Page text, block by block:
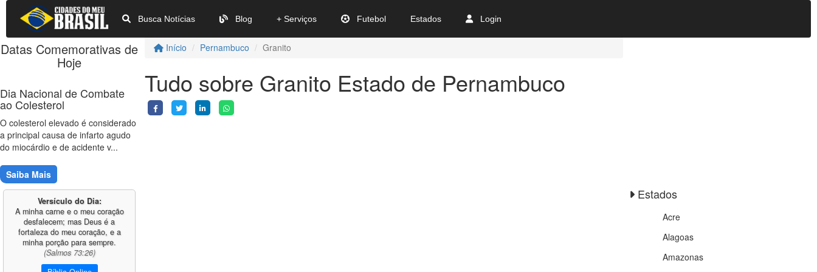
Busca Notícias Blog + Serviços Futebol Estados Login
Início Pernambuco Granito
Tudo sobre Granito Estado de Pernambuco
Datas Comemorativas de
Hoje
Dia Nacional de Combate
ao Colesterol
O colesterol elevado é considerado
a principal causa de infarto agudo
do miocárdio e de acidente v...
Saiba Mais
Versículo do Dia:
A minha carne e o meu coração
desfalecem; mas Deus é a
fortaleza do meu coração, e a
minha porção para sempre.
(Salmos 73:26)
Estados
Acre
Alagoas
Amazonas